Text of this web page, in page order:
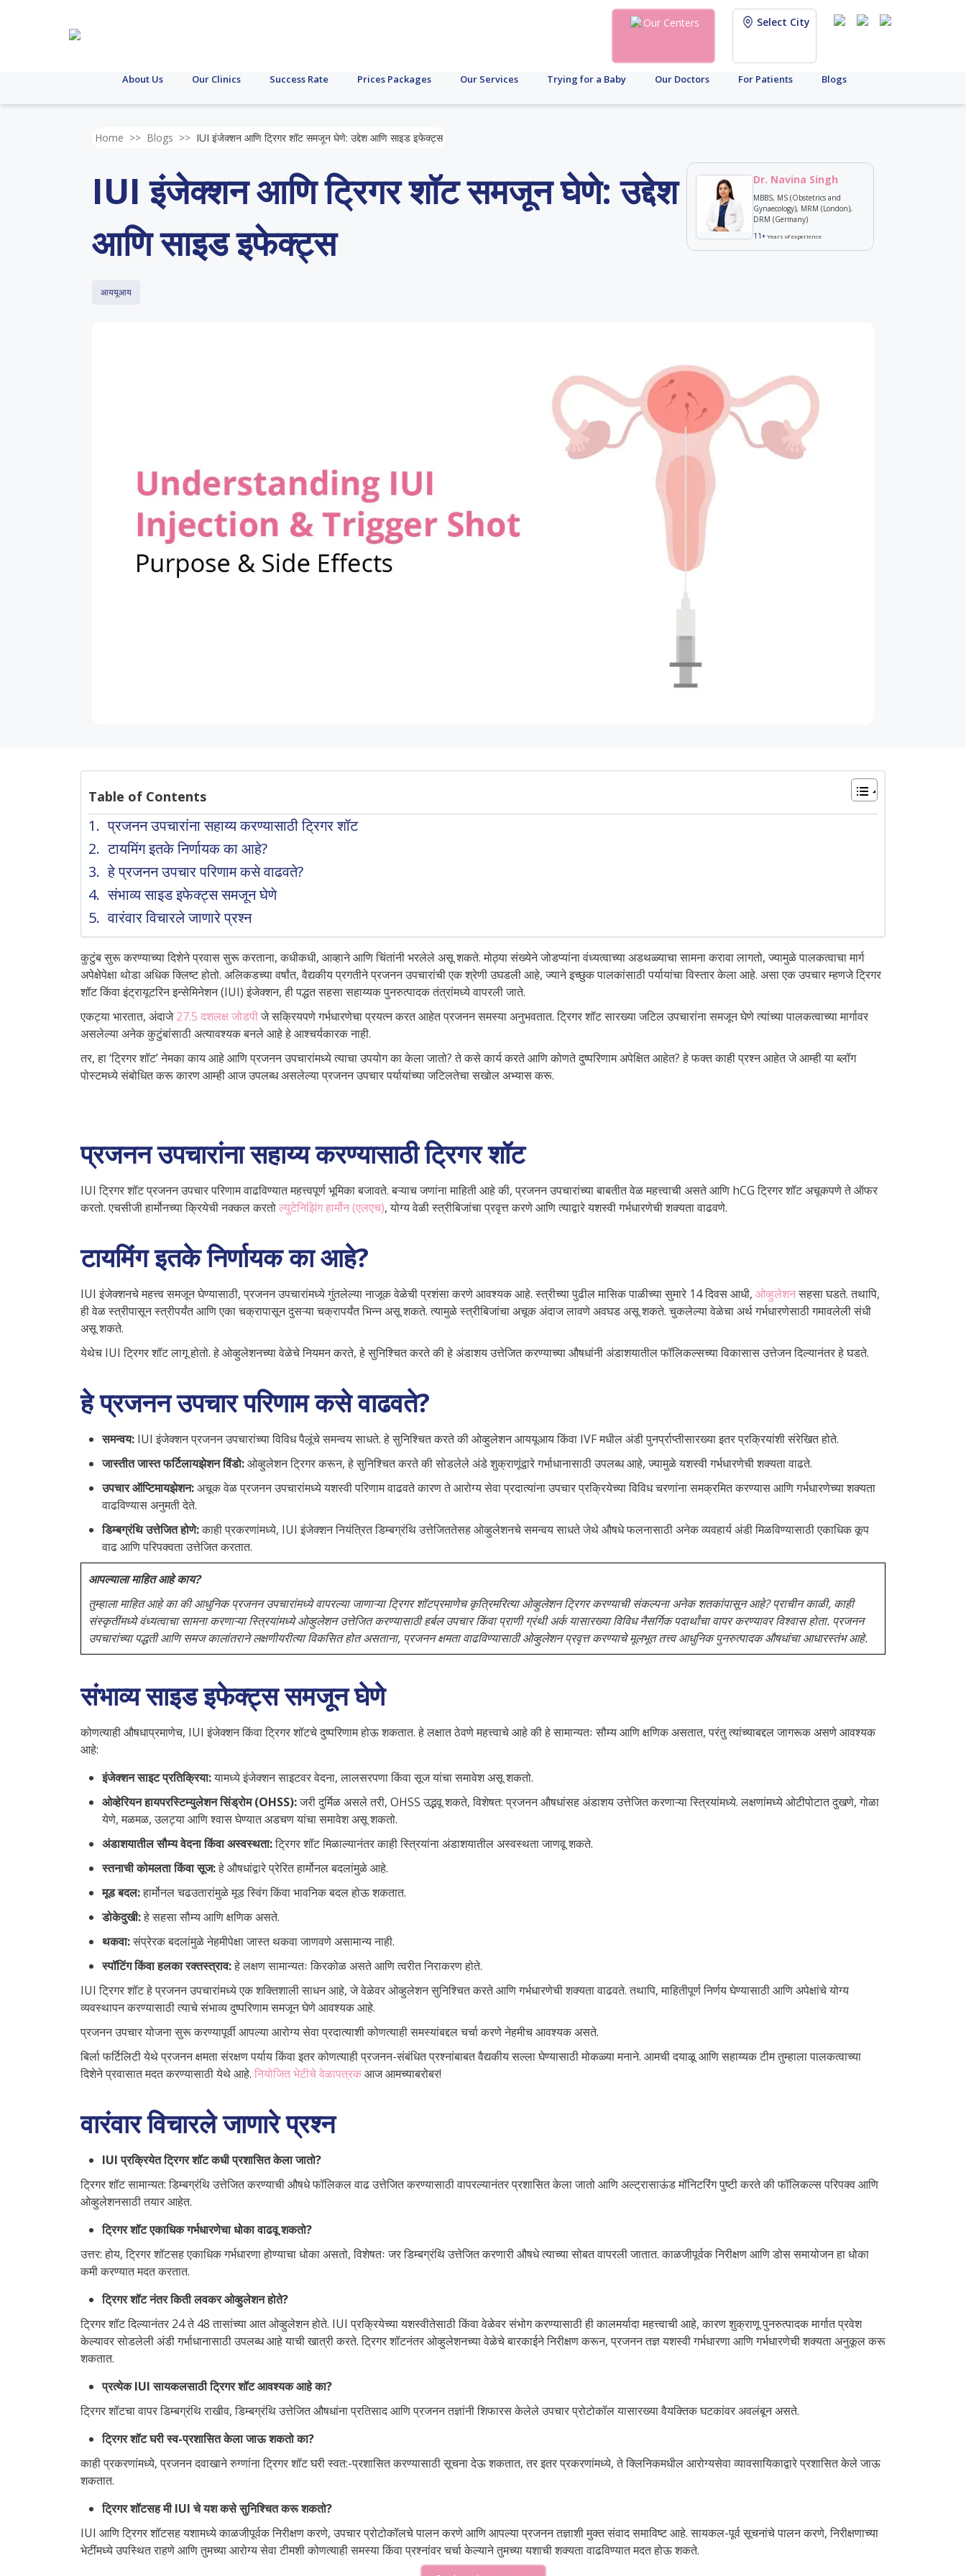
Our Centers Select City
About Us Our Clinics Success Rate Prices Packages Our Services Trying for a Baby Our Doctors For Patients Blogs
Home >> Blogs >> IUI इंजेक्शन आणि ट्रिगर शॉट समजून घेणे: उद्देश आणि साइड इफेक्ट्स
IUI इंजेक्शन आणि ट्रिगर शॉट समजून घेणे: उद्देश
आणि साइड इफेक्ट्स
आययूआय
Dr. Navina Singh
MBBS, MS (Obstetrics and
Gynaecology), MRM (London),
DRM (Germany)
11+Years of experience
Table of Contents
प्रजनन उपचारांना सहाय्य करण्यासाठी ट्रिगर शॉट
टायमिंग इतके निर्णायक का आहे?
हे प्रजनन उपचार परिणाम कसे वाढवते?
संभाव्य साइड इफेक्ट्स समजून घेणे
वारंवार विचारले जाणारे प्रश्न
कुटुंब सुरू करण्याच्या दिशेने प्रवास सुरू करताना, कधीकधी, आव्हाने आणि चिंतांनी भरलेले असू शकते. मोठ्या संख्येने जोडप्यांना वंध्यत्वाच्या अडथळ्याचा सामना करावा लागतो, ज्यामुळे पालकत्वाचा मार्ग
अपेक्षेपेक्षा थोडा अधिक क्लिष्ट होतो. अलिकडच्या वर्षांत, वैद्यकीय प्रगतीने प्रजनन उपचारांची एक श्रेणी उघडली आहे, ज्याने इच्छुक पालकांसाठी पर्यायांचा विस्तार केला आहे. असा एक उपचार म्हणजे ट्रिगर
शॉट किंवा इंट्रायूटरिन इन्सेमिनेशन (IUI) इंजेक्शन, ही पद्धत सहसा सहाय्यक पुनरुत्पादक तंत्रांमध्ये वापरली जाते.
एकट्या भारतात, अंदाजे27.5 दशलक्ष जोडपीजे सक्रियपणे गर्भधारणेचा प्रयत्न करत आहेत प्रजनन समस्या अनुभवतात. ट्रिगर शॉट सारख्या जटिल उपचारांना समजून घेणे त्यांच्या पालकत्वाच्या मार्गावर
असलेल्या अनेक कुटुंबांसाठी अत्यावश्यक बनले आहे हे आश्चर्यकारक नाही.
तर, हा ‘ट्रिगर शॉट’ नेमका काय आहे आणि प्रजनन उपचारांमध्ये त्याचा उपयोग का केला जातो? ते कसे कार्य करते आणि कोणते दुष्परिणाम अपेक्षित आहेत? हे फक्त काही प्रश्न आहेत जे आम्ही या ब्लॉग
पोस्टमध्ये संबोधित करू कारण आम्ही आज उपलब्ध असलेल्या प्रजनन उपचार पर्यायांच्या जटिलतेचा सखोल अभ्यास करू.
प्रजनन उपचारांना सहाय्य करण्यासाठी ट्रिगर शॉट
IUI ट्रिगर शॉट प्रजनन उपचार परिणाम वाढविण्यात महत्त्वपूर्ण भूमिका बजावते. बऱ्याच जणांना माहिती आहे की, प्रजनन उपचारांच्या बाबतीत वेळ महत्त्वाची असते आणि hCG ट्रिगर शॉट अचूकपणे ते ऑफर
करतो. एचसीजी हार्मोनच्या क्रियेची नक्कल करतोल्युटेनिझिंग हार्मोन (एलएच), योग्य वेळी स्त्रीबिजांचा प्रवृत्त करणे आणि त्याद्वारे यशस्वी गर्भधारणेची शक्यता वाढवणे.
टायमिंग इतके निर्णायक का आहे?
IUI इंजेक्शनचे महत्त्व समजून घेण्यासाठी, प्रजनन उपचारांमध्ये गुंतलेल्या नाजूक वेळेची प्रशंसा करणे आवश्यक आहे. स्त्रीच्या पुढील मासिक पाळीच्या सुमारे 14 दिवस आधी, ओव्हुलेशनसहसा घडते. तथापि,
ही वेळ स्त्रीपासून स्त्रीपर्यंत आणि एका चक्रापासून दुसऱ्या चक्रापर्यंत भिन्न असू शकते. त्यामुळे स्त्रीबिजांचा अचूक अंदाज लावणे अवघड असू शकते. चुकलेल्या वेळेचा अर्थ गर्भधारणेसाठी गमावलेली संधी
असू शकते.
येथेच IUI ट्रिगर शॉट लागू होतो. हे ओव्हुलेशनच्या वेळेचे नियमन करते, हे सुनिश्चित करते की हे अंडाशय उत्तेजित करण्याच्या औषधांनी अंडाशयातील फॉलिकल्सच्या विकासास उत्तेजन दिल्यानंतर हे घडते.
हे प्रजनन उपचार परिणाम कसे वाढवते?
समन्वय: IUI इंजेक्शन प्रजनन उपचारांच्या विविध पैलूंचे समन्वय साधते. हे सुनिश्चित करते की ओव्हुलेशन आययूआय किंवा IVF मधील अंडी पुनर्प्राप्तीसारख्या इतर प्रक्रियांशी संरेखित होते.
जास्तीत जास्त फर्टिलायझेशन विंडो:ओव्हुलेशन ट्रिगर करून, हे सुनिश्चित करते की सोडलेले अंडे शुक्राणूंद्वारे गर्भाधानासाठी उपलब्ध आहे, ज्यामुळे यशस्वी गर्भधारणेची शक्यता वाढते.
उपचार ऑप्टिमायझेशन:अचूक वेळ प्रजनन उपचारांमध्ये यशस्वी परिणाम वाढवते कारण ते आरोग्य सेवा प्रदात्यांना उपचार प्रक्रियेच्या विविध चरणांना समक्रमित करण्यास आणि गर्भधारणेच्या शक्यता
वाढविण्यास अनुमती देते.
डिम्बग्रंथि उत्तेजित होणे:काही प्रकरणांमध्ये, IUI इंजेक्शन नियंत्रित डिम्बग्रंथि उत्तेजिततेसह ओव्हुलेशनचे समन्वय साधते जेथे औषधे फलनासाठी अनेक व्यवहार्य अंडी मिळविण्यासाठी एकाधिक कूप
वाढ आणि परिपक्वता उत्तेजित करतात.
आपल्याला माहित आहे काय?
तुम्हाला माहित आहे का की आधुनिक प्रजनन उपचारांमध्ये वापरल्या जाणाऱ्या ट्रिगर शॉटप्रमाणेच कृत्रिमरित्या ओव्हुलेशन ट्रिगर करण्याची संकल्पना अनेक शतकांपासून आहे? प्राचीन काळी, काही
संस्कृतींमध्ये वंध्यत्वाचा सामना करणाऱ्या स्त्रियांमध्ये ओव्हुलेशन उत्तेजित करण्यासाठी हर्बल उपचार किंवा प्राणी ग्रंथी अर्क यासारख्या विविध नैसर्गिक पदार्थांचा वापर करण्यावर विश्वास होता. प्रजनन
उपचारांच्या पद्धती आणि समज कालांतराने लक्षणीयरीत्या विकसित होत असताना, प्रजनन क्षमता वाढविण्यासाठी ओव्हुलेशन प्रवृत्त करण्याचे मूलभूत तत्त्व आधुनिक पुनरुत्पादक औषधांचा आधारस्तंभ आहे.
संभाव्य साइड इफेक्ट्स समजून घेणे
कोणत्याही औषधाप्रमाणेच, IUI इंजेक्शन किंवा ट्रिगर शॉटचे दुष्परिणाम होऊ शकतात. हे लक्षात ठेवणे महत्त्वाचे आहे की हे सामान्यतः सौम्य आणि क्षणिक असतात, परंतु त्यांच्याबद्दल जागरूक असणे आवश्यक
आहे:
इंजेक्शन साइट प्रतिक्रिया:यामध्ये इंजेक्शन साइटवर वेदना, लालसरपणा किंवा सूज यांचा समावेश असू शकतो.
ओव्हेरियन हायपरस्टिम्युलेशन सिंड्रोम (OHSS):जरी दुर्मिळ असले तरी, OHSS उद्भवू शकते, विशेषत: प्रजनन औषधांसह अंडाशय उत्तेजित करणाऱ्या स्त्रियांमध्ये. लक्षणांमध्ये ओटीपोटात दुखणे, गोळा
येणे, मळमळ, उलट्या आणि श्वास घेण्यात अडचण यांचा समावेश असू शकतो.
अंडाशयातील सौम्य वेदना किंवा अस्वस्थता:ट्रिगर शॉट मिळाल्यानंतर काही स्त्रियांना अंडाशयातील अस्वस्थता जाणवू शकते.
स्तनाची कोमलता किंवा सूज:हे औषधांद्वारे प्रेरित हार्मोनल बदलांमुळे आहे.
मूड बदल:हार्मोनल चढउतारांमुळे मूड स्विंग किंवा भावनिक बदल होऊ शकतात.
डोकेदुखी:हे सहसा सौम्य आणि क्षणिक असते.
थकवा:संप्रेरक बदलांमुळे नेहमीपेक्षा जास्त थकवा जाणवणे असामान्य नाही.
स्पॉटिंग किंवा हलका रक्तस्त्राव:हे लक्षण सामान्यतः किरकोळ असते आणि त्वरीत निराकरण होते.
IUI ट्रिगर शॉट हे प्रजनन उपचारांमध्ये एक शक्तिशाली साधन आहे, जे वेळेवर ओव्हुलेशन सुनिश्चित करते आणि गर्भधारणेची शक्यता वाढवते. तथापि, माहितीपूर्ण निर्णय घेण्यासाठी आणि अपेक्षांचे योग्य
व्यवस्थापन करण्यासाठी त्याचे संभाव्य दुष्परिणाम समजून घेणे आवश्यक आहे.
प्रजनन उपचार योजना सुरू करण्यापूर्वी आपल्या आरोग्य सेवा प्रदात्याशी कोणत्याही समस्यांबद्दल चर्चा करणे नेहमीच आवश्यक असते.
बिर्ला फर्टिलिटी येथे प्रजनन क्षमता संरक्षण पर्याय किंवा इतर कोणत्याही प्रजनन-संबंधित प्रश्नांबाबत वैद्यकीय सल्ला घेण्यासाठी मोकळ्या मनाने. आमची दयाळू आणि सहाय्यक टीम तुम्हाला पालकत्वाच्या
दिशेने प्रवासात मदत करण्यासाठी येथे आहे. नियोजित भेटीचे वेळापत्रकआज आमच्याबरोबर!
वारंवार विचारले जाणारे प्रश्न
IUI प्रक्रियेत ट्रिगर शॉट कधी प्रशासित केला जातो?
ट्रिगर शॉट सामान्यत: डिम्बग्रंथि उत्तेजित करण्याची औषधे फॉलिकल वाढ उत्तेजित करण्यासाठी वापरल्यानंतर प्रशासित केला जातो आणि अल्ट्रासाऊंड मॉनिटरिंग पुष्टी करते की फॉलिकल्स परिपक्व आणि
ओव्हुलेशनसाठी तयार आहेत.
ट्रिगर शॉट एकाधिक गर्भधारणेचा धोका वाढवू शकतो?
उत्तर: होय, ट्रिगर शॉटसह एकाधिक गर्भधारणा होण्याचा धोका असतो, विशेषतः जर डिम्बग्रंथि उत्तेजित करणारी औषधे त्याच्या सोबत वापरली जातात. काळजीपूर्वक निरीक्षण आणि डोस समायोजन हा धोका
कमी करण्यात मदत करतात.
ट्रिगर शॉट नंतर किती लवकर ओव्हुलेशन होते?
ट्रिगर शॉट दिल्यानंतर 24 ते 48 तासांच्या आत ओव्हुलेशन होते. IUI प्रक्रियेच्या यशस्वीतेसाठी किंवा वेळेवर संभोग करण्यासाठी ही कालमर्यादा महत्त्वाची आहे, कारण शुक्राणू पुनरुत्पादक मार्गात प्रवेश
केल्यावर सोडलेली अंडी गर्भाधानासाठी उपलब्ध आहे याची खात्री करते. ट्रिगर शॉटनंतर ओव्हुलेशनच्या वेळेचे बारकाईने निरीक्षण करून, प्रजनन तज्ञ यशस्वी गर्भधारणा आणि गर्भधारणेची शक्यता अनुकूल करू
शकतात.
प्रत्येक IUI सायकलसाठी ट्रिगर शॉट आवश्यक आहे का?
ट्रिगर शॉटचा वापर डिम्बग्रंथि राखीव, डिम्बग्रंथि उत्तेजित औषधांना प्रतिसाद आणि प्रजनन तज्ञांनी शिफारस केलेले उपचार प्रोटोकॉल यासारख्या वैयक्तिक घटकांवर अवलंबून असते.
ट्रिगर शॉट घरी स्व-प्रशासित केला जाऊ शकतो का?
काही प्रकरणांमध्ये, प्रजनन दवाखाने रुग्णांना ट्रिगर शॉट घरी स्वत:-प्रशासित करण्यासाठी सूचना देऊ शकतात, तर इतर प्रकरणांमध्ये, ते क्लिनिकमधील आरोग्यसेवा व्यावसायिकाद्वारे प्रशासित केले जाऊ
शकतात.
ट्रिगर शॉटसह मी IUI चे यश कसे सुनिश्चित करू शकतो?
IUI आणि ट्रिगर शॉटसह यशामध्ये काळजीपूर्वक निरीक्षण करणे, उपचार प्रोटोकॉलचे पालन करणे आणि आपल्या प्रजनन तज्ञाशी मुक्त संवाद समाविष्ट आहे. सायकल-पूर्व सूचनांचे पालन करणे, निरीक्षणाच्या
भेटींमध्ये उपस्थित राहणे आणि तुमच्या आरोग्य सेवा टीमशी कोणत्याही समस्या किंवा प्रश्नांवर चर्चा केल्याने तुमच्या यशाची शक्यता वाढविण्यात मदत होऊ शकते.